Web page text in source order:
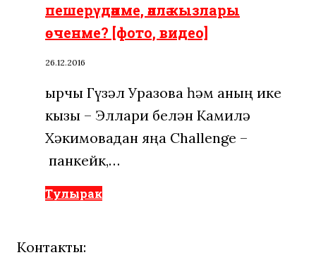
пешерүдәнме, әллә кызлары
өченме? [фото, видео]
26.12.2016
Җырчы Гүзәл Уразова һәм аның ике
кызы – Эллари белән Камилә
Хәкимовадан яңа Challenge –
панкейк,…
Тулырак
Контакты: